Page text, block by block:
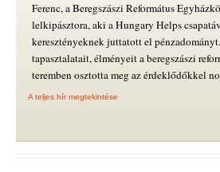
Ferenc, a Beregszászi Református
lelkipásztora, aki a Hungary Helps
keresztényeknek juttatott el
tapasztalatait, élményeit a beregszászi
teremben osztotta meg az érdeklődőkkel
A teljes hír megtekintése